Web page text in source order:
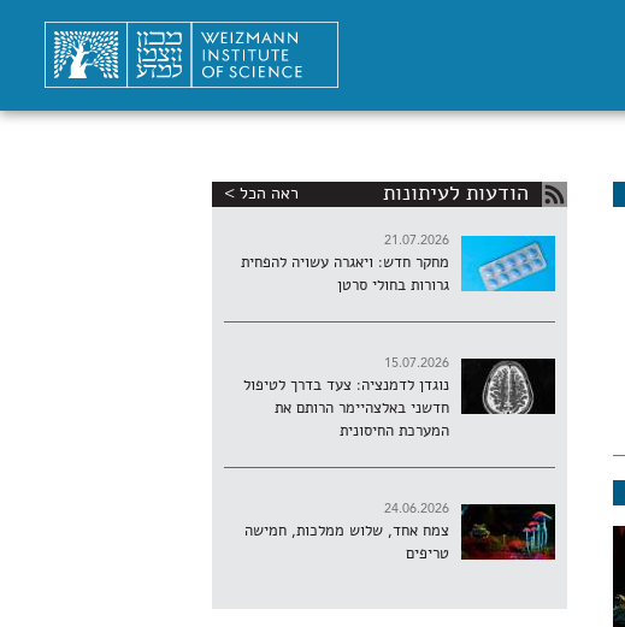
הודעות לעיתונות ראה הכל >
21.07.2026
מחקר חדש: ויאגרה עשויה להפחית
גרורות בחולי סרטן
15.07.2026
נוגדן לדמנציה: צעד בדרך לטיפול
חדשני באלצהיימר הרותם את
המערכת החיסונית
24.06.2026
צמח אחד, שלוש ממלכות, חמישה
טריפים